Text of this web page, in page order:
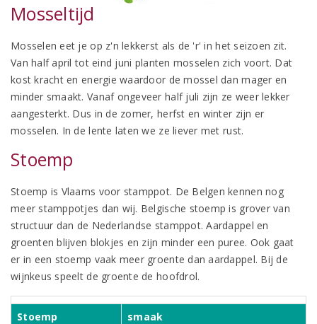
Mosseltijd
Mosselen eet je op z'n lekkerst als de 'r' in het seizoen zit.
Van half april tot eind juni planten mosselen zich voort. Dat
kost kracht en energie waardoor de mossel dan mager en
minder smaakt. Vanaf ongeveer half juli zijn ze weer lekker
aangesterkt. Dus in de zomer, herfst en winter zijn er
mosselen. In de lente laten we ze liever met rust.
Stoemp
Stoemp is Vlaams voor stamppot. De Belgen kennen nog
meer stamppotjes dan wij. Belgische stoemp is grover van
structuur dan de Nederlandse stamppot. Aardappel en
groenten blijven blokjes en zijn minder een puree. Ook gaat
er in een stoemp vaak meer groente dan aardappel. Bij de
wijnkeus speelt de groente de hoofdrol.
Stoemp smaak